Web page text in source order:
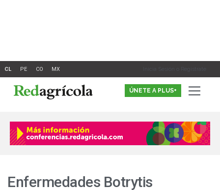
Inicia Sesión o Registrate
ÚNETE A PLUS+
Enfermedades Botrytis